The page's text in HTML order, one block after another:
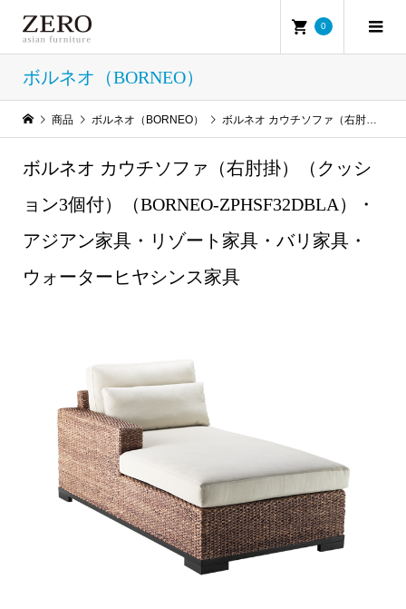
0
ボルネオ（BORNEO）
商品 ボルネオ（BORNEO） ボルネオ カウチソファ（右肘掛）（クッション3個付）（BORNEO-ZPHSF32DBLA）・アジアン家具・リゾート家具・バリ家具・ウォーターヒヤシンス家具
ボルネオ カウチソファ（右肘掛）（クッシ
ョン3個付）（BORNEO-ZPHSF32DBLA）・
アジアン家具・リゾート家具・バリ家具・
ウォーターヒヤシンス家具